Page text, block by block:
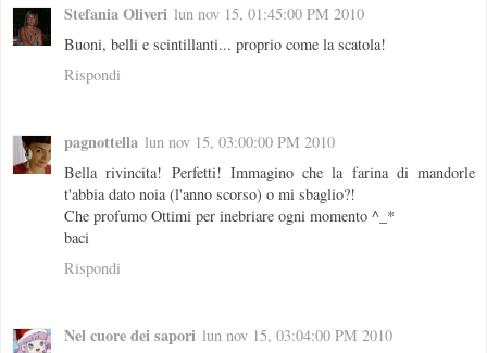
Stefania Oliveri lun nov 15, 01:45:00 PM 2010
Buoni, belli e scintillanti... proprio come la scatola!
Rispondi
pagnottella lun nov 15, 03:00:00 PM 2010
Bella rivincita! Perfetti! Immagino che la farina di mandorle
t'abbia dato noia (l'anno scorso) o mi sbaglio?!
Che profumo Ottimi per inebriare ogni momento ^_*
baci
Rispondi
Nel cuore dei sapori lun nov 15, 03:04:00 PM 2010